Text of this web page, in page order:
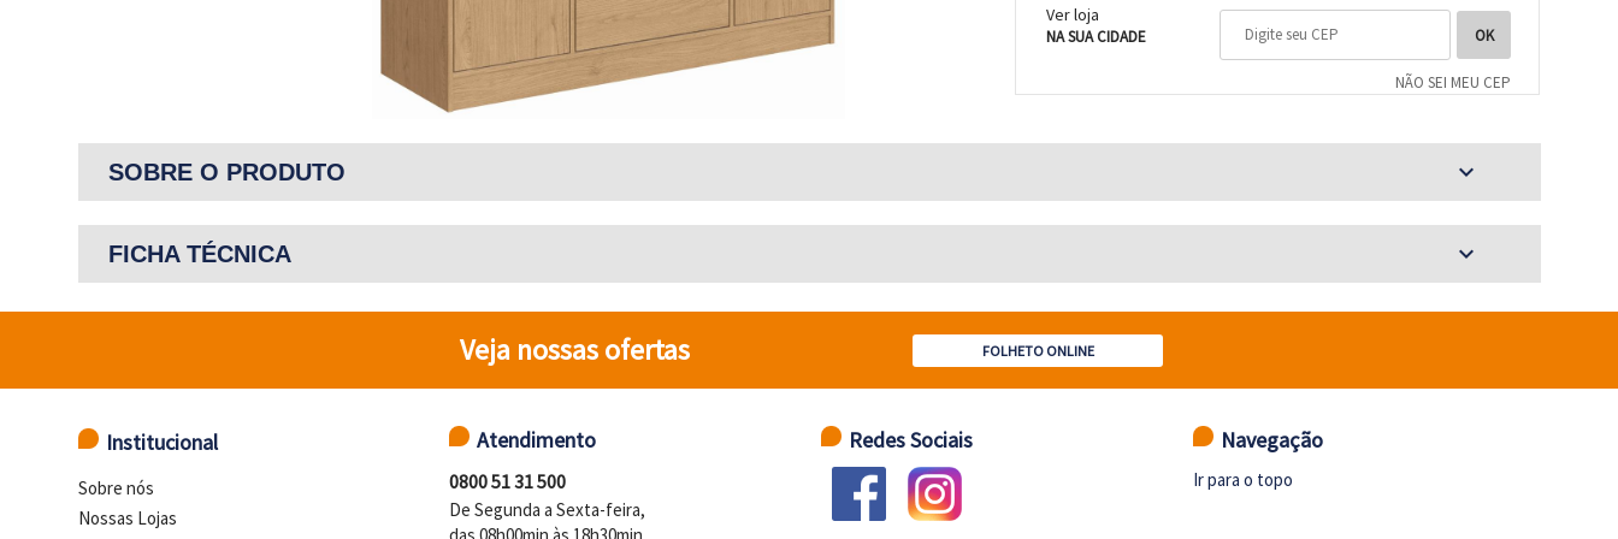
Ver loja
NA SUA CIDADE
NÃO SEI MEU CEP
SOBRE O PRODUTO expand_more
FICHA TÉCNICA expand_more
Veja nossas ofertas FOLHETO ONLINE
Institucional
Sobre nós
Nossas Lojas
Atendimento
0800 51 31 500
De Segunda a Sexta-feira,
Redes Sociais Navegação
Ir para o topo